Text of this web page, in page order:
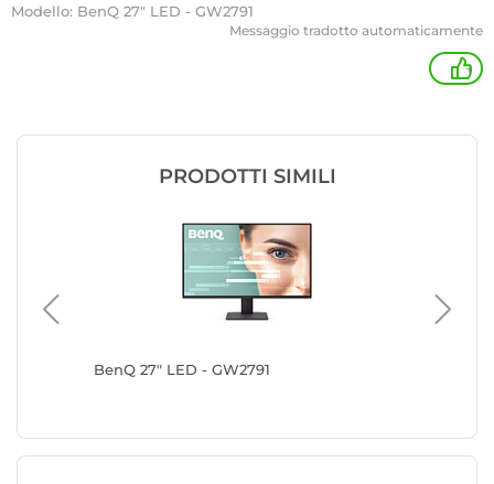
Modello: BenQ 27" LED - GW2791
Messaggio tradotto automaticamente
+
PRODOTTI SIMILI
BenQ 27" LED - GW2791